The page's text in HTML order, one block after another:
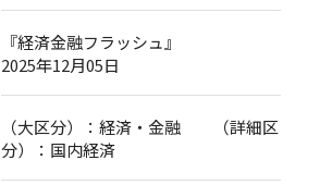
『経済金融フラッシュ』
2025年12月05日
（大区分）：経済・金融 （詳細区
分）：国内経済